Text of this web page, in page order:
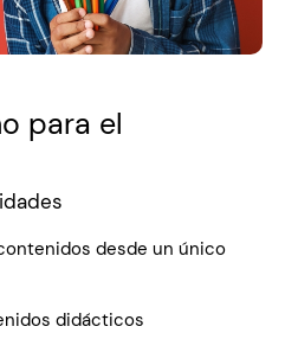
para el
desde un único
didácticos